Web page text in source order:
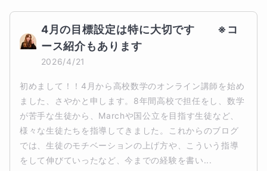
4月の目標設定は特に大切です　　※コ
ース紹介もあります
2026/4/21
初めまして！！4月から高校数学のオンライン講師を始め
ました、さやかと申します。8年間高校で担任をし、数学
が苦手な生徒から、Marchや国公立を目指す生徒など、
様々な生徒たちを指導してきました。これからのブログ
では、生徒のモチベーションの上げ方や、こういう指導
をして伸びていったなど、今までの経験を書い...